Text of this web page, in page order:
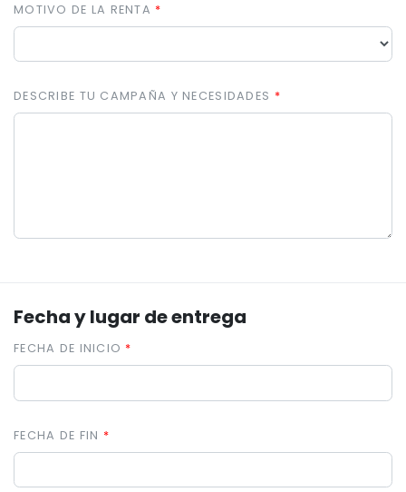
MOTIVO DE LA RENTA
DESCRIBE TU CAMPAÑA Y NECESIDADES
Fecha y lugar de entrega
FECHA DE INICIO
FECHA DE FIN